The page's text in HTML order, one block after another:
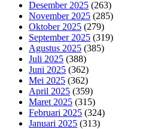
Desember 2025 (263)
November 2025 (285)
Oktober 2025 (279)
September 2025 (319)
Agustus 2025 (385)
Juli 2025 (388)
Juni 2025 (362)
Mei 2025 (362)
April 2025 (359)
Maret 2025 (315)
Februari 2025 (324)
Januari 2025 (313)